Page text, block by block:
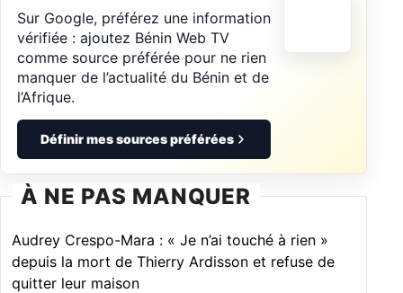
Sur Google, préférez une information
vérifiée : ajoutez Bénin Web TV
comme source préférée pour ne rien
manquer de l’actualité du Bénin et de
l’Afrique.
Définir mes sources préférées
À NE PAS MANQUER
Audrey Crespo-Mara : « Je n’ai touché à rien »
depuis la mort de Thierry Ardisson et refuse de
quitter leur maison